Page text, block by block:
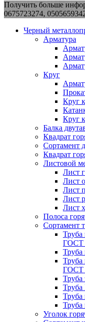
Получить больше
0675723274,
Черный
Арматура
Круг
Круг
Круг
Балка
Квадрат
Сортамент
Квадрат
Листовой
Лист
Лист
Лист
Лист
Лист
Полоса
Сортамент
Труба
ГОСТ
Труба
Труба
ГОСТ
Труба
Труба
Труба
Уголок